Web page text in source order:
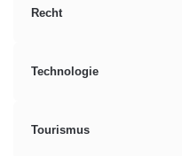
Recht
Technologie
Tourismus